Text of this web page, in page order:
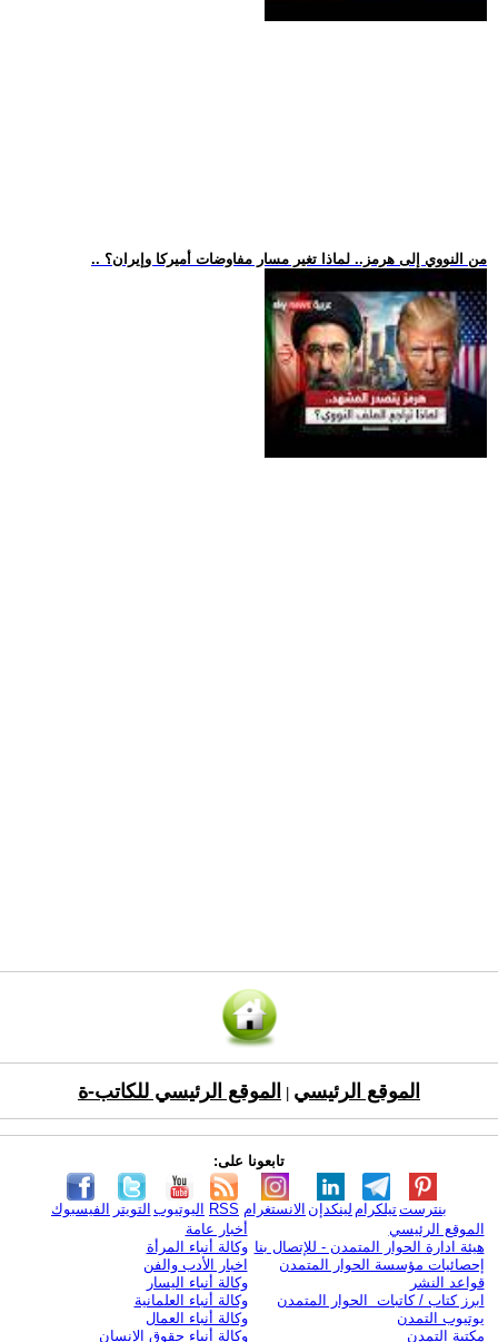
.. من النووي إلى هرمز.. لماذا تغير مسار مفاوضات أميركا وإيران؟
الموقع الرئيسي الموقع الرئيسي للكاتب-ة
تابعونا على:
الفيسبوك التويتر اليوتيوب RSS الانستغرام لينكدإن تيلكرامبنترست
الموقع الرئيسي
هيئة ادارة الحوار المتمدن - للإتصال بنا
إحصائيات مؤسسة الحوار المتمدن
قواعد النشر
ابرز كتاب / كاتبات الحوار المتمدن
يوتيوب التمدن
مكتبة التمدن
أخبار عامة
وكالة أنباء المرأة
اخبار الأدب والفن
وكالة أنباء اليسار
وكالة أنباء العلمانية
وكالة أنباء العمال
وكالة أنباء حقوق الإنسان